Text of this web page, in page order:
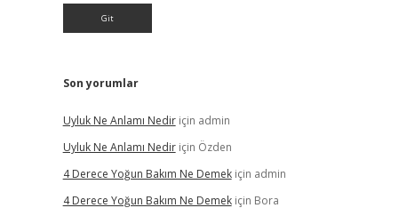
Son yorumlar
Uyluk Ne Anlamı Nediriçin admin
Uyluk Ne Anlamı Nediriçin Özden
4 Derece Yoğun Bakım Ne Demekiçin admin
4 Derece Yoğun Bakım Ne Demekiçin Bora